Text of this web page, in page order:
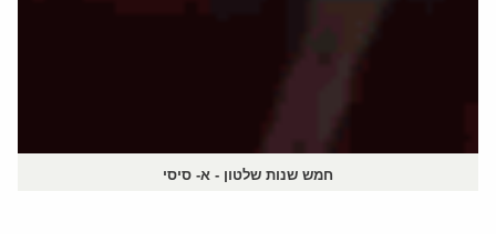
חמש שנות שלטון - א- סיסי